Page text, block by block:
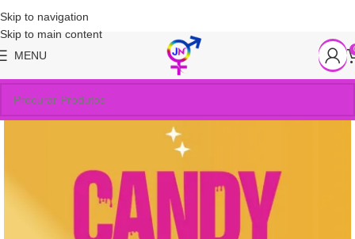
Skip to navigation
Skip to main content
MENU